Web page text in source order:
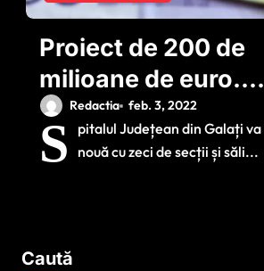
Proiect de 200 de
milioane de euro.
Spitalul Județean
Galați va avea o
clădire nouă
Redactia feb. 3, 2022
S
pitalul Județean din Galați
nouă cu zeci de secții și săli...
Caută